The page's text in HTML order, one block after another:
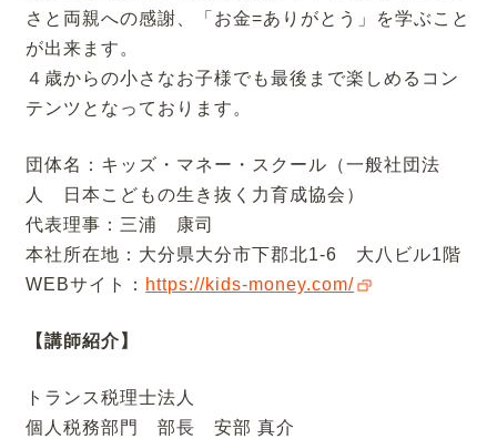
さと両親への感謝、「お金=ありがとう」を学ぶこと
が出来ます。
４歳からの小さなお子様でも最後まで楽しめるコン
テンツとなっております。
団体名：キッズ・マネー・スクール（一般社団法
人 日本こどもの生き抜く力育成協会）
代表理事：三浦 康司
本社所在地：大分県大分市下郡北1-6 大八ビル1階
WEBサイト： https://kids-money.com/
【講師紹介】
トランス税理士法人
個人税務部門 部長 安部 真介